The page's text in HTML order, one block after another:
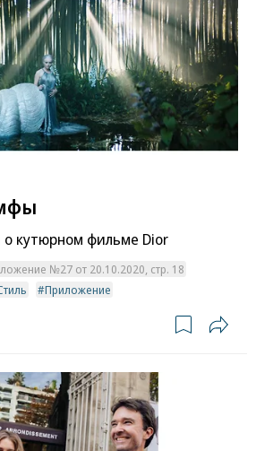
кутюрном фильме Dior
№27 от 20.10.2020, стр. 18
Приложение